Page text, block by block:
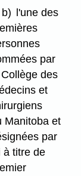
b) l'une des
par
des
et
Manitoba et
par
à titre de